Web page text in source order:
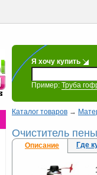
Я хочу купить
Пример: Труба
Каталог товаров →
Очиститель
Описание Где